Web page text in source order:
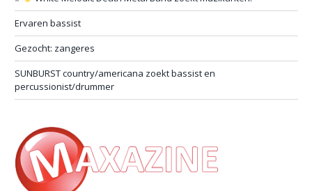
Ervaren bassist
Gezocht: zangeres
SUNBURST country/americana zoekt bassist en
percussionist/drummer